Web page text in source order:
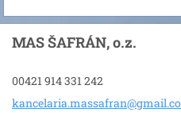
MAS ŠAFRÁN, o.z.
00421 914 331 242
kancelaria.massafran@gma